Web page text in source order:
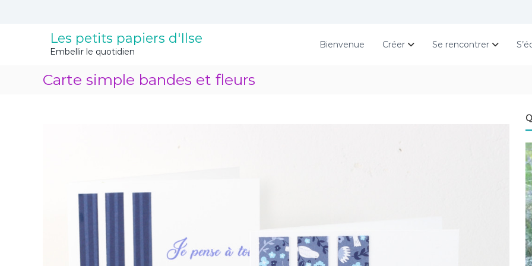
Les petits papiers d'Ilse
Embellir le quotidien
Bienvenue Créer Se rencontrer
Carte simple bandes et fleurs